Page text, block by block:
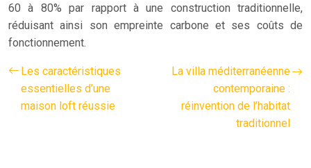
60 à 80% par rapport à une construction traditionnelle,
réduisant ainsi son empreinte carbone et ses coûts de
fonctionnement.
Les caractéristiques
essentielles d’une
maison loft réussie
La villa méditerranéenne
contemporaine :
réinvention de l’habitat
traditionnel